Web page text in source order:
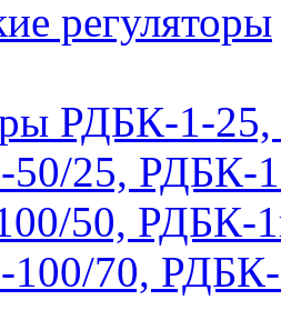
регуляторы
РДБК-1-
25, РДБК-
50, РДБК-
70,